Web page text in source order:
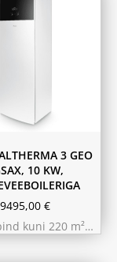
3 GEO
10 KW,
9495,00 €
kuni 220 m²…